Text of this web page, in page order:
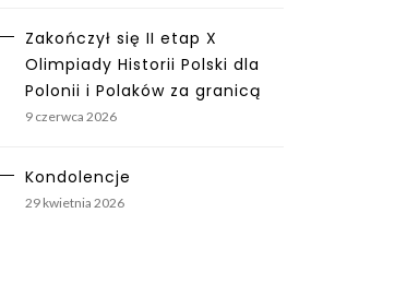
Zakończył się II etap X
Olimpiady Historii Polski dla
Polonii i Polaków za granicą
9 czerwca 2026
Kondolencje
29 kwietnia 2026